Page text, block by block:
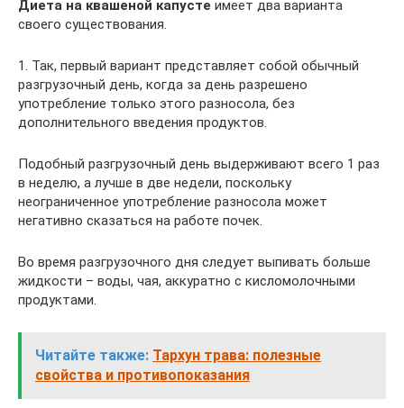
Диета на квашеной капусте имеет два варианта
своего существования.
1. Так, первый вариант представляет собой обычный
разгрузочный день, когда за день разрешено
употребление только этого разносола, без
дополнительного введения продуктов.
Подобный разгрузочный день выдерживают всего 1 раз
в неделю, а лучше в две недели, поскольку
неограниченное употребление разносола может
негативно сказаться на работе почек.
Во время разгрузочного дня следует выпивать больше
жидкости – воды, чая, аккуратно с кисломолочными
продуктами.
Читайте также: Тархун трава: полезные
свойства и противопоказания